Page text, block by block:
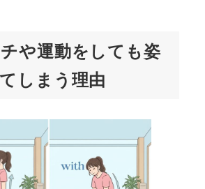
や運動をしても姿
しまう理由